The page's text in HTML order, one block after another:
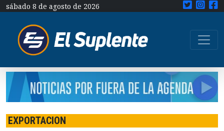
sábado 8 de agosto de 2026
EXPORTACION